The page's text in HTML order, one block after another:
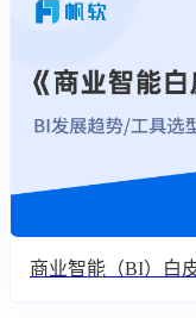
商业智能（BI）白